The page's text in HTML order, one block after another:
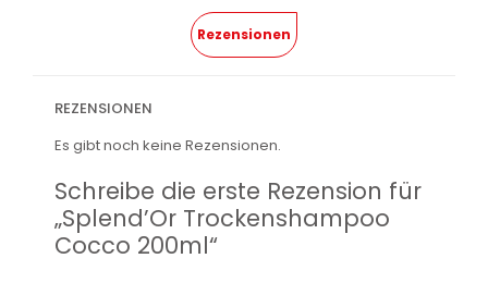
Rezensionen
REZENSIONEN
Es gibt noch keine Rezensionen.
Schreibe die erste Rezension für
„Splend’Or Trockenshampoo
Cocco 200ml“